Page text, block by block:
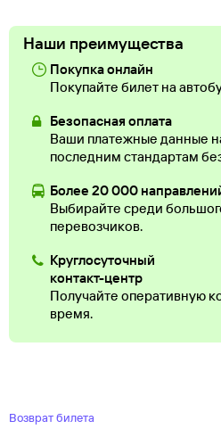
Наши преимущества
Покупка онлайн
Покупайте билет на
Безопасная оплата
Ваши платежные данные
последним стандартам
Более 20 000
Выбирайте среди
перевозчиков.
Круглосуточный
контакт-центр
Получайте оперативную
время.
Возврат билета